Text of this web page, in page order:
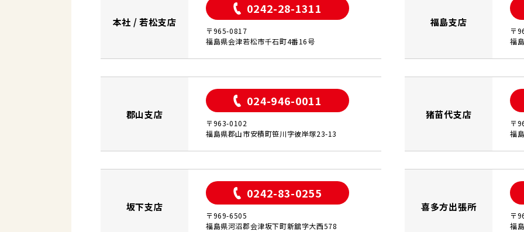
本社 / 若松支店
0242-28-1311
〒965-0817
福島県会津若松市千石町4番16号
福島支店
〒
福
郡山支店
024-946-0011
〒963-0102
福島県郡山市安積町笹川字彼岸塚23-13
猪苗代支店
〒
福
坂下支店
0242-83-0255
〒969-6505
福島県河沼郡会津坂下町新舘字大西578
喜多方出張所
〒
福